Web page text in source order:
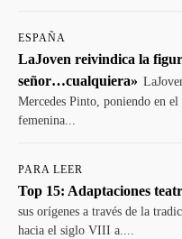
ESPAÑA
LaJoven reivindica la
señor…cualquiera»
Mercedes Pinto, poniendo en
femenina...
PARA LEER
Top 15: Adaptaciones
sus orígenes a través de la
hacia el siglo VIII a....